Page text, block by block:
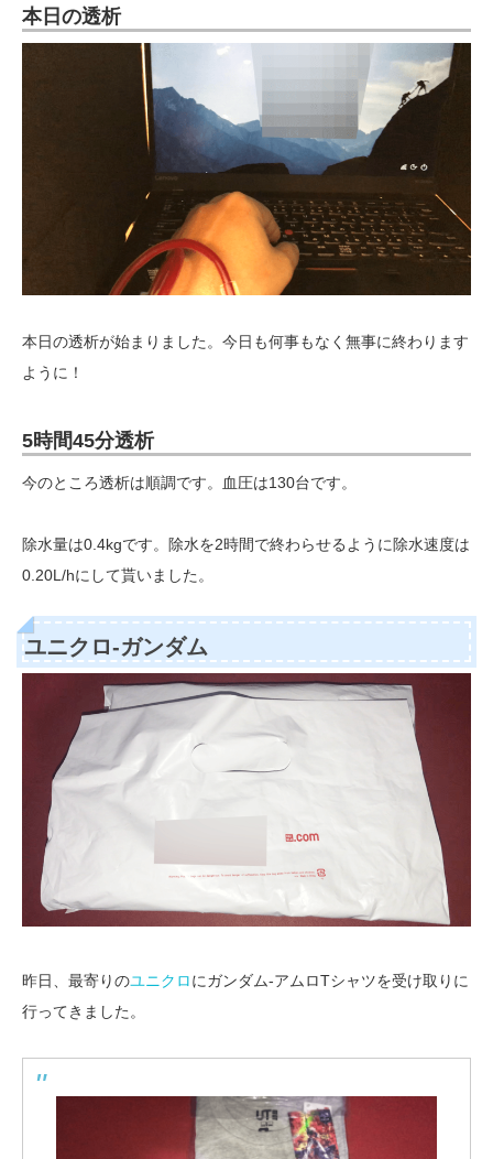
本日の透析
本日の透析が始まりました。今日も何事もなく無事に終わります
ように！
5時間45分透析
今のところ透析は順調です。血圧は130台です。
除水量は0.4kgです。除水を2時間で終わらせるように除水速度は
0.20L/hにして貰いました。
ユニクロ-ガンダム
昨日、最寄りのユニクロにガンダム-アムロTシャツを受け取りに
行ってきました。